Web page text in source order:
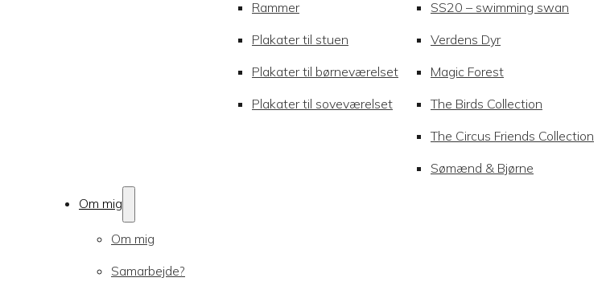
Rammer
Plakater til stuen
Plakater til børneværelset
Plakater til soveværelset
SS20 – swimming swan
Verdens Dyr
Magic Forest
The Birds Collection
The Circus Friends Collection
Sømænd & Bjørne
Om mig
Om mig
Samarbejde?